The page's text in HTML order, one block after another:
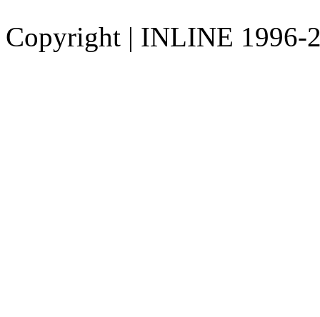
Copyright | INLINE 1996-